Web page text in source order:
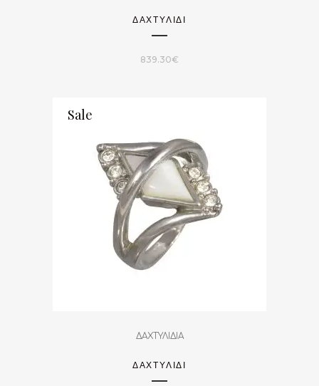
ΔΑΧΤΥΛΊΔΙ
839.30€
Sale
ΔΑΧΤΥΛΙΔΙΑ
ΔΑΧΤΥΛΊΔΙ